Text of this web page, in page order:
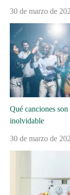
30 de marzo de
Qué canciones
inolvidable
30 de marzo de